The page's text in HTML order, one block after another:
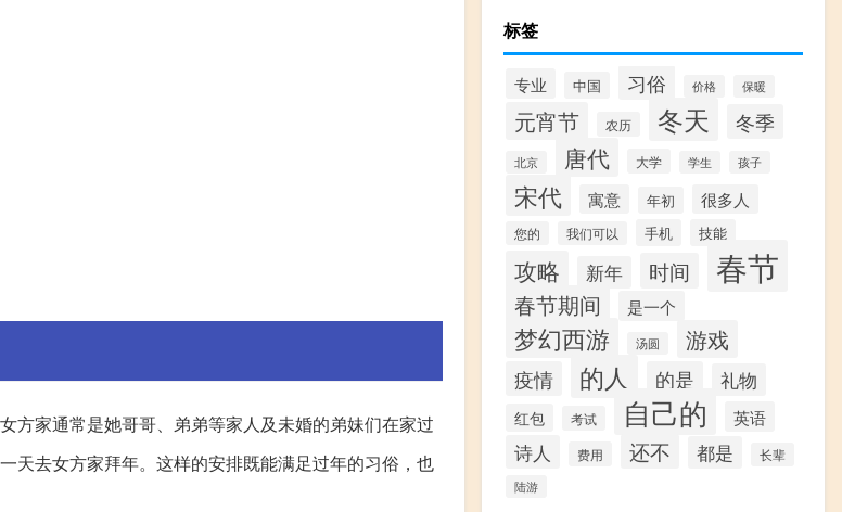
方家通常是她哥哥、弟弟等家人及未婚的弟妹们在家过
天去女方家拜年。这样的安排既能满足过年的习俗，也
标签
专业 中国 习俗 价格 保暖
元宵节 农历 冬天 冬季
北京 唐代 大学 学生 孩子
宋代 寓意 年初 很多人
您的 我们可以 手机 技能
攻略 新年 时间 春节
春节期间 是一个
梦幻西游 汤圆 游戏
疫情 的人 的是 礼物
红包 考试 自己的 英语
诗人 费用 还不 都是 长辈
陆游